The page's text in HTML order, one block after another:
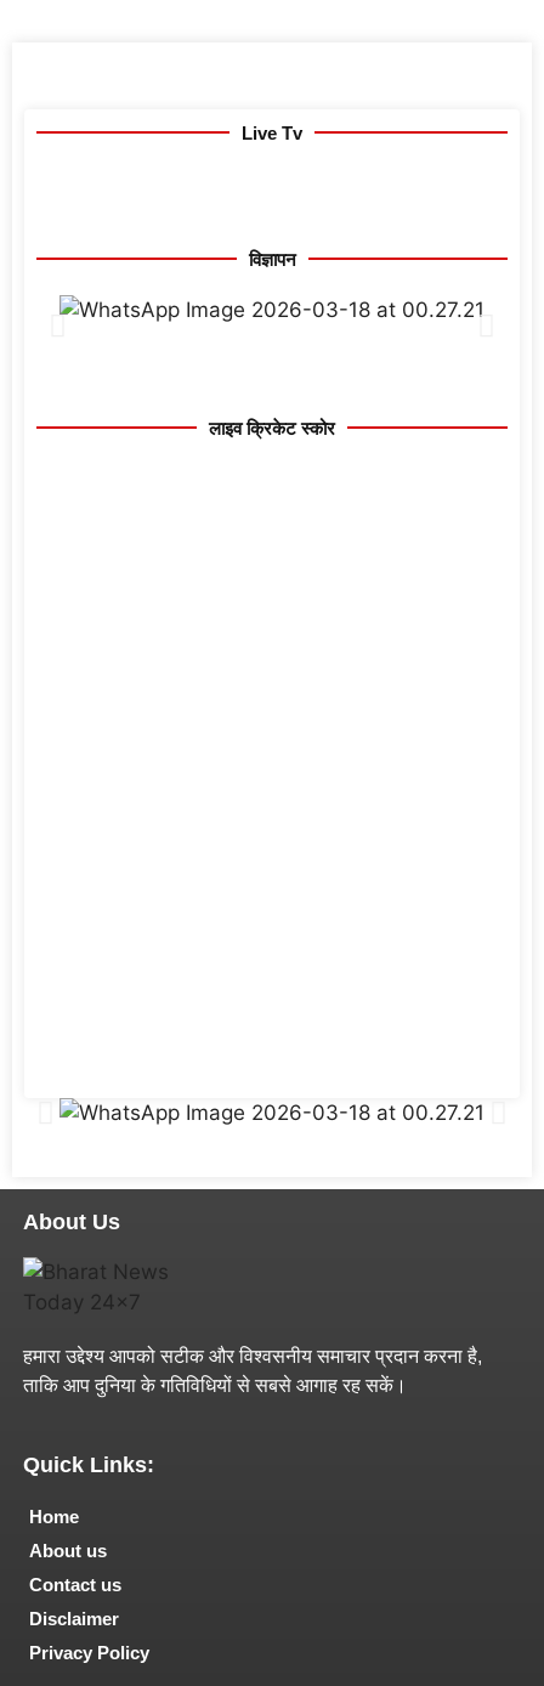
Live Tv
विज्ञापन
लाइव क्रिकेट स्कोर
About Us
हमारा उद्देश्य आपको सटीक और विश्वसनीय समाचार प्रदान करना है,
ताकि आप दुनिया के गतिविधियों से सबसे आगाह रह सकें।
Quick Links:
Home
About us
Contact us
Disclaimer
Privacy Policy